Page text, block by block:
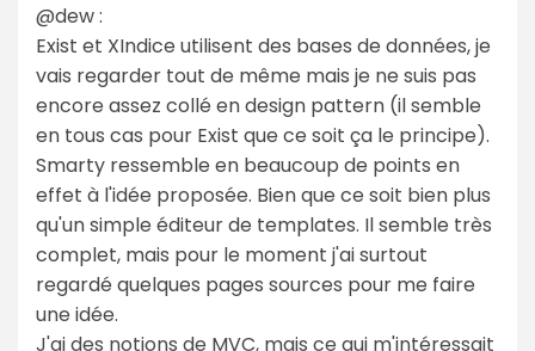
@dew :
Exist et XIndice utilisent des bases de données, je
vais regarder tout de même mais je ne suis pas
encore assez collé en design pattern (il semble
en tous cas pour Exist que ce soit ça le principe).
Smarty ressemble en beaucoup de points en
effet à l'idée proposée. Bien que ce soit bien plus
qu'un simple éditeur de templates. Il semble très
complet, mais pour le moment j'ai surtout
regardé quelques pages sources pour me faire
une idée.
J'ai des notions de MVC, mais ce qui m'intéressait